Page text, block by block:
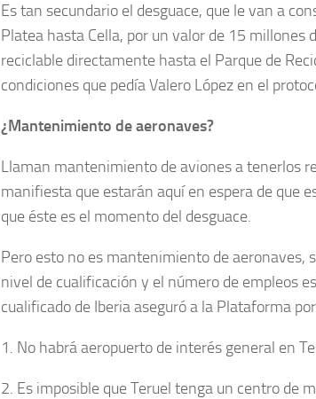
Es tan secundario el desguace, que le van a
Platea hasta Cella, por un valor de 15 millones
reciclable directamente hasta el Parque de
condiciones que pedía Valero López en el
¿Mantenimiento de aeronaves?
Llaman mantenimiento de aviones a tenerlos
manifiesta que estarán aquí en espera de que
que éste es el momento del desguace.
Pero esto no es mantenimiento de aeronaves,
nivel de cualificación y el número de empleos
cualificado de Iberia aseguró a la Plataforma
1. No habrá aeropuerto de interés general en
2. Es imposible que Teruel tenga un centro de